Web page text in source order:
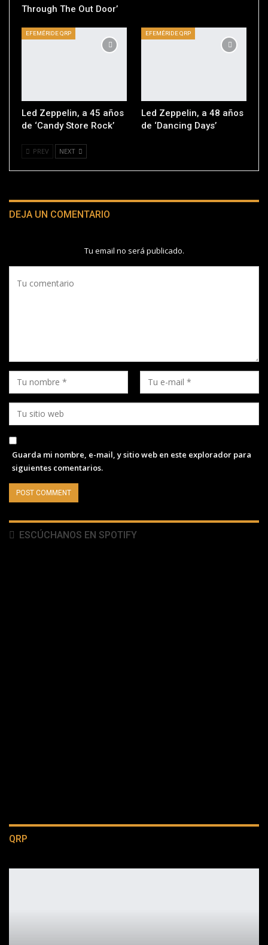
Through The Out Door’
EFEMÉRIDE QRP
Led Zeppelin, a 45 años
de ‘Candy Store Rock’
EFEMÉRIDE QRP
Led Zeppelin, a 48 años
de ‘Dancing Days’
PREV NEXT
DEJA UN COMENTARIO
Tu email no será publicado.
Guarda mi nombre, e-mail, y sitio web en este explorador para
siguientes comentarios.
ESCÚCHANOS EN SPOTIFY
QRP